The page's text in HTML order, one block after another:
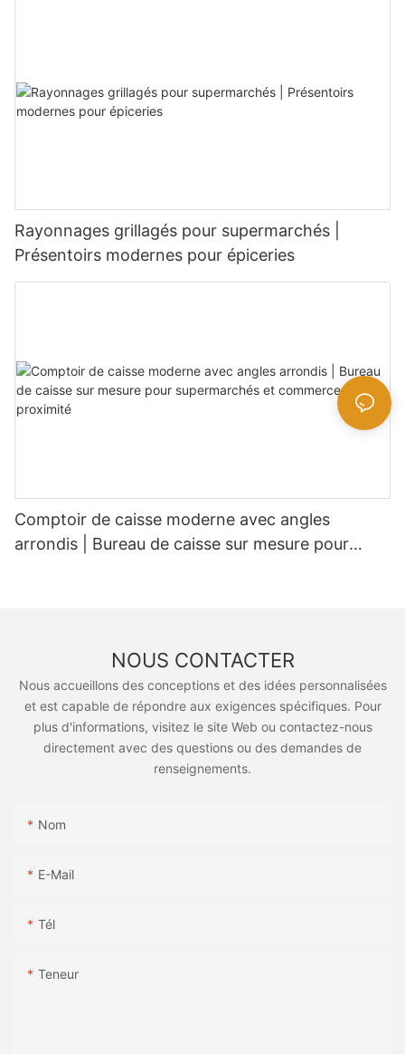
Rayonnages grillagés pour supermarchés |
Présentoirs modernes pour épiceries
Comptoir de caisse moderne avec angles
arrondis | Bureau de caisse sur mesure pour
NOUS CONTACTER
Nous accueillons des conceptions et des idées personnalisées
et est capable de répondre aux exigences spécifiques. Pour
plus d'informations, visitez le site Web ou contactez-nous
directement avec des questions ou des demandes de
renseignements.
Nom
E-Mail
Tél
Teneur